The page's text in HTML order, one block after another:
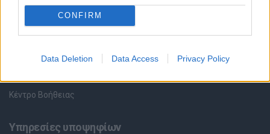
CONFIRM
Data Deletion Data Access Privacy Policy
Όλες οι Θέσεις Εργασίας
Θέσεις Εργασίας ανά Ειδικότητα
Θέσεις Εργασίας ανά Εταιρεία
Κέντρο Βοήθειας
Υπηρεσίες υποψηφίων